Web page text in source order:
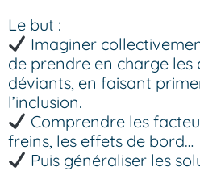
Le but :
Imaginer
de prendre en charge
déviants, en faisant
l’inclusion.
Comprendre les
freins, les effets de bord…
Puis généraliser les